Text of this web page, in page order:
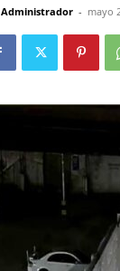
Administrador - mayo